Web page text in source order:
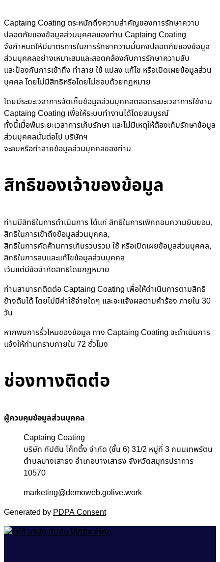
Captaing Coating ตระหนักถึงความสำคัญของการรักษาความ
ปลอดภัยของข้อมูลส่วนบุคคลของท่าน Captaing Coating
จึงกำหนดให้มีมาตรการในการรักษาความมั่นคงปลอดภัยของข้อมูล
ส่วนบุคคลอย่างเหมาะสมและสอดคล้องกับการรักษาความลับ
และป้องกันการเข้าถึง ทำลาย ใช้ แปลง แก้ไข หรือเปิดเผยข้อมูลส่วน
บุคคล โดยไม่มีสิทธิหรือโดยไม่ชอบด้วยกฏหมาย
โดยมีระยะเวลาการจัดเก็บข้อมูลส่วนบุคคลตลอดระยะเวลาการใช้งาน
Captaing Coating เพื่อให้ระบบทำงานได้โดยสมบูรณ์
ทั้งนี้เมื่อพ้นระยะเวลาการเก็บรักษา และไม่มีเหตุให้ต้องเก็บรักษาข้อมูล
ส่วนบุคคลนั้นต่อไป บริษัทฯ
จะลบหรือทำลายข้อมูลส่วนบุคคลของท่าน
สิทธิของเจ้าของข้อมูล
ท่านมีสิทธิในการดำเนินการ ได้แก่ สิทธิในการเพิกถอนความยินยอม,
สิทธิในการเข้าถึงข้อมูลส่วนบุคคล,
สิทธิในการคัดค้านการเก็บรวบรวม ใช้ หรือเปิดเผยข้อมูลส่วนบุคคล,
สิทธิในการลบและแก้ไขข้อมูลส่วนบุคคล
เว้นแต่มีข้อจำกัดสิทธิโดยกฏหมาย
ท่านสามารถติดต่อ Captaing Coating เพื่อให้ดำเนินการตามสิทธิ
ข้างต้นได้ โดยไม่มีค่าใช้จ่ายใดๆ และจะแจ้งผลตามคำร้อง ภายใน 30
วัน
หากพบการรั่วไหมของข้อมูล ทาง Captaing Coating จะดำเนินการ
แจ้งให้ท่านทราบภายใน 72 ชั่วโมง
ช่องทางติดต่อ
ผู้ควบคุมข้อมูลส่วนบุคคล
Captaing Coating
บริษัท กัปตัน โค๊ทติ้ง จำกัด (ชั้น 6) 31/2 หมู่ที่ 3 ถนนเทพรัตน
ตำบลบางเสาธง อำเภอบางเสาธง จังหวัดสมุทรปราการ
10570
marketing@demoweb.golive.work
Generated byPDPA Consent